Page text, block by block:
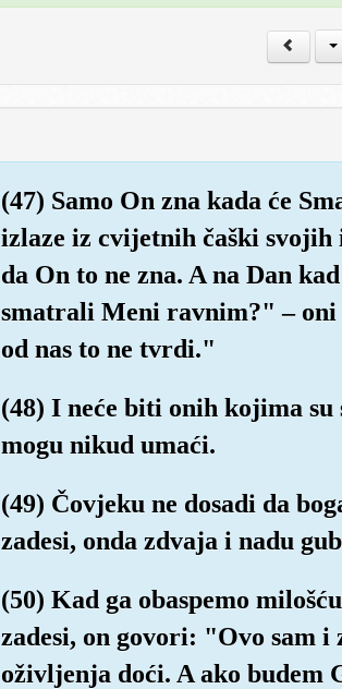
(47) Samo On zna kada će
izlaze iz cvijetnih čaški svojih
da On to ne zna. A na Dan
smatrali Meni ravnim?" –
od nas to ne tvrdi."
(48) I neće biti onih kojima
mogu nikud umaći.
(49) Čovjeku ne dosadi da
zadesi, onda zdvaja i nadu
(50) Kad ga obaspemo
zadesi, on govori: "Ovo sam i
oživljenja doći. A ako budem